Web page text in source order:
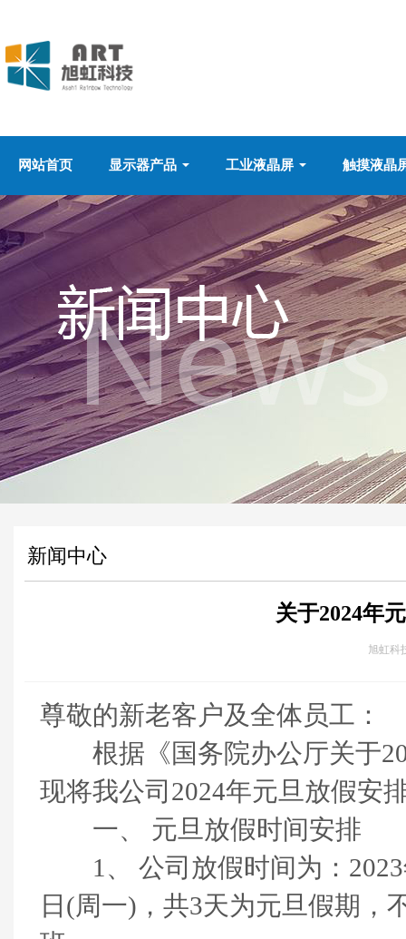
网站首页 显示器产品 工业液晶屏 触摸液晶
新闻中心
关于2024年
旭虹科
尊敬的新老客户及全体员工：
根据《国务院办公厅关于
现将我公司2024年元旦放假安
一、 元旦放假时间安排
1、 公司放假时间为：2023
日(周一)，共3天为元旦假期，